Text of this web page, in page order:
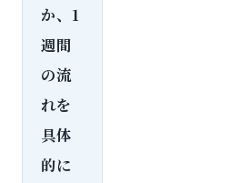
か、1
週間
の流
れを
具体
的に